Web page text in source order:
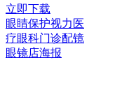
立即下载
眼睛保护视力医
疗眼科门诊配镜
眼镜店海报